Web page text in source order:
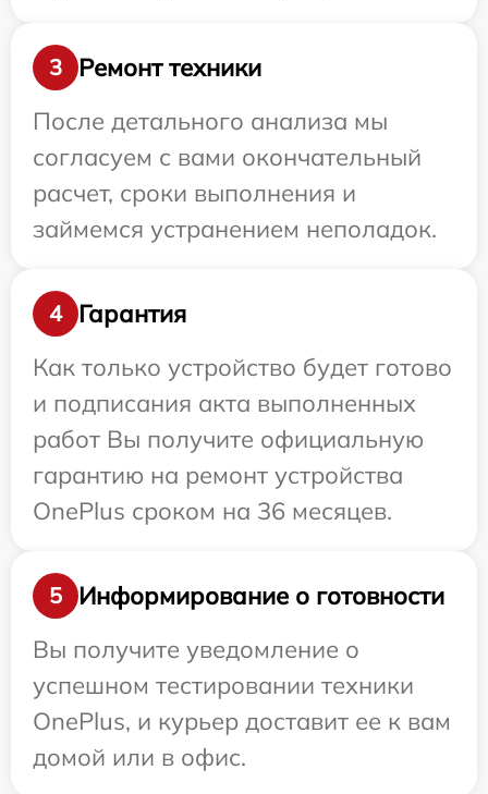
3
Ремонт техники
После детального анализа мы
согласуем с вами окончательный
расчет, сроки выполнения и
займемся устранением неполадок.
4
Гарантия
Как только устройство будет готово
и подписания акта выполненных
работ Вы получите официальную
гарантию на ремонт устройства
OnePlus сроком на 36 месяцев.
5
Информирование о готовности
Вы получите уведомление о
успешном тестировании техники
OnePlus, и курьер доставит ее к вам
домой или в офис.